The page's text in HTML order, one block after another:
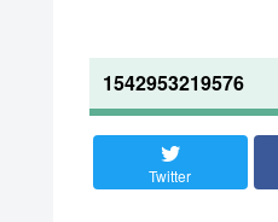
1542953219576
Twitter